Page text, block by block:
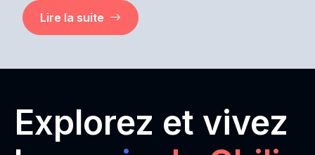
Lire la suite
Explorez et vivez